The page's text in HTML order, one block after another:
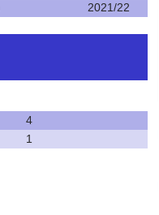
2021/22
4
1